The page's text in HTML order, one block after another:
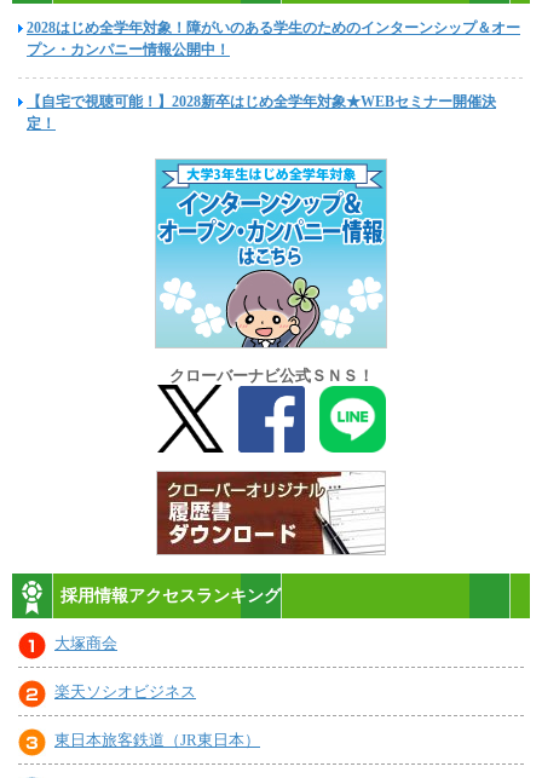
2028はじめ全学年対象！障がいのある学生のためのインターンシップ＆オー
プン・カンパニー情報公開中！
【自宅で視聴可能！】2028新卒はじめ全学年対象★WEBセミナー開催決
定！
クローバーナビ公式ＳＮＳ！
採用情報アクセスランキング
大塚商会
楽天ソシオビジネス
東日本旅客鉄道（JR東日本）